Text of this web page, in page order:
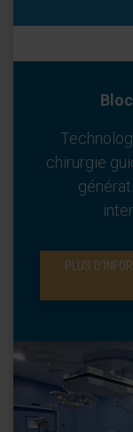
chirurgie
PLUS